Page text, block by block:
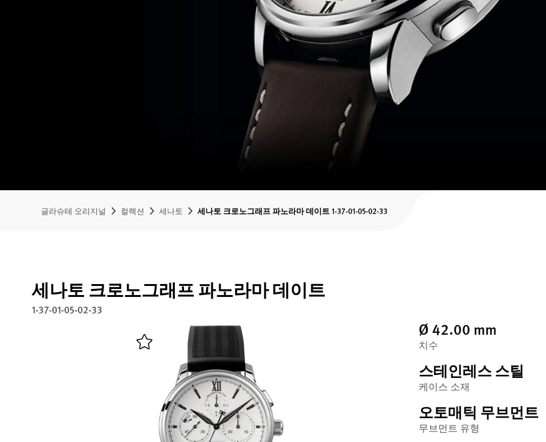
글라슈테 오리지널 컬렉션 세나토 세나토 크로노그래프 파노라마 데이트 1-37-01-05-02-33
세나토 크로노그래프 파노라마 데이트
1-37-01-05-02-33
Ø 42.00 mm
치수
스테인레스 스틸
케이스 소재
오토매틱 무브먼트
무브먼트 유형